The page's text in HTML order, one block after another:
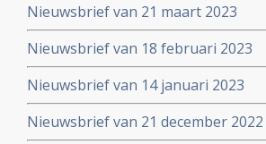
Nieuwsbrief van 21 maart 2023
Nieuwsbrief van 18 februari 2023
Nieuwsbrief van 14 januari 2023
Nieuwsbrief van 21 december 2022